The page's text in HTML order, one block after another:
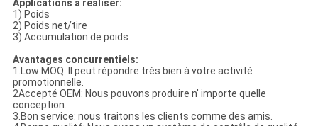
Applications à réaliser:
1) Poids
2) Poids net/tire
3) Accumulation de poids
Avantages concurrentiels:
1.Low MOQ: Il peut répondre très bien à votre activité
promotionnelle.
2Accepté OEM: Nous pouvons produire n' importe quelle
conception.
3.Bon service: nous traitons les clients comme des amis.